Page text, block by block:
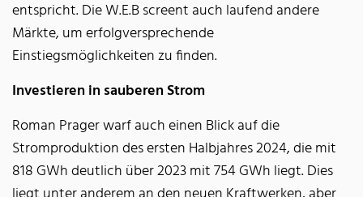
entspricht. Die W.E.B screent auch laufend andere
Märkte, um erfolgversprechende
Einstiegsmöglichkeiten zu finden.
Investieren in sauberen Strom
Roman Prager warf auch einen Blick auf die
Stromproduktion des ersten Halbjahres 2024, die mit
818 GWh deutlich über 2023 mit 754 GWh liegt. Dies